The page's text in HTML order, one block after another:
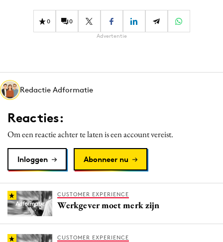
Diversiteit
Interne communicatie
Martech
Media
Merkstrategie
PR
Purpose Marketing
Reputatie & crisis
0 0
Advertentie
Redactie Adformatie
Reacties:
Om een reactie achter te laten is een account vereist.
Inloggen Abonneer nu
CUSTOMER EXPERIENCE
Werkgever moet merk zijn
CUSTOMER EXPERIENCE